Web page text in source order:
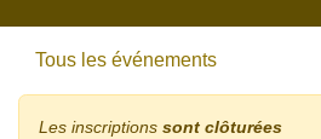
Tous les événements
Les inscriptions sont clôturées